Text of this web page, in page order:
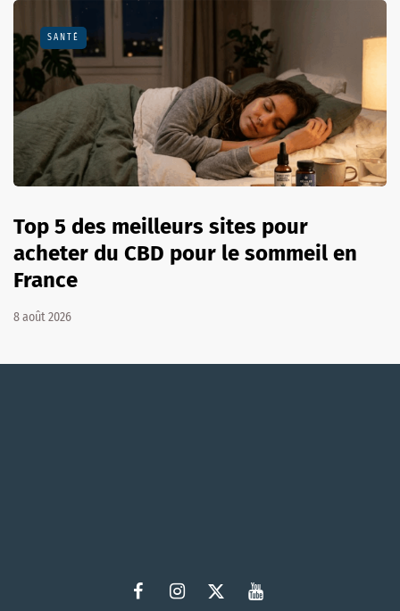
SANTÉ
Top 5 des meilleurs sites pour
acheter du CBD pour le sommeil en
France
8 août 2026